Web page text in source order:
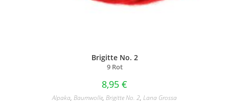
Brigitte No. 2
9 Rot
8,95 €
Alpaka, Baumwolle, Brigitte No. 2, Lana Grossa